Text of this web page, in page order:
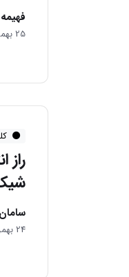
25 بهمن 1402
24 بهمن 1402